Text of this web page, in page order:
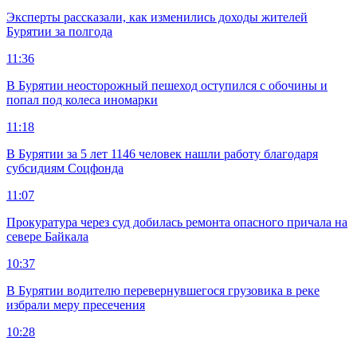
Эксперты рассказали, как изменились доходы жителей
Бурятии за полгода
11:36
В Бурятии неосторожный пешеход оступился с обочины и
попал под колеса иномарки
11:18
В Бурятии за 5 лет 1146 человек нашли работу благодаря
субсидиям Соцфонда
11:07
Прокуратура через суд добилась ремонта опасного причала на
севере Байкала
10:37
В Бурятии водителю перевернувшегося грузовика в реке
избрали меру пресечения
10:28